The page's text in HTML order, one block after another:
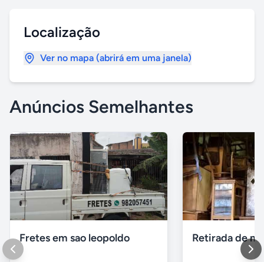
Localização
Ver no mapa (abrirá em uma janela)
Anúncios Semelhantes
Fretes em sao leopoldo